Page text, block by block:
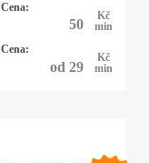
Cena:
50
Kč
min
Cena:
od 29
Kč
min